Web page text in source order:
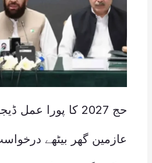
عازمین گھر بیٹھے